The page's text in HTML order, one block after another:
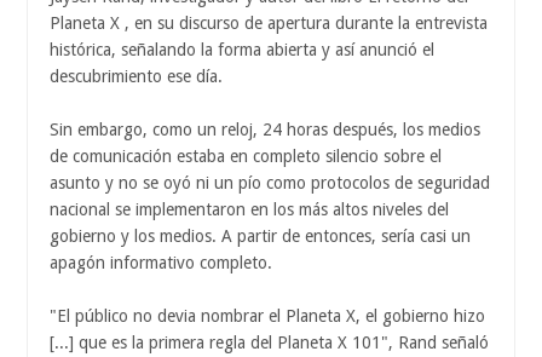
Planeta X , en su discurso de apertura durante la entrevista
histórica, señalando la forma abierta y así anunció el
descubrimiento ese día.
Sin embargo, como un reloj, 24 horas después, los medios
de comunicación estaba en completo silencio sobre el
asunto y no se oyó ni un pío como protocolos de seguridad
nacional se implementaron en los más altos niveles del
gobierno y los medios. A partir de entonces, sería casi un
apagón informativo completo.
"El público no devia nombrar el Planeta X, el gobierno hizo
[...] que es la primera regla del Planeta X 101", Rand señaló